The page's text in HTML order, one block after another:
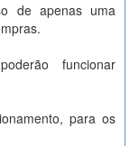
de apenas uma
funcionar
para os